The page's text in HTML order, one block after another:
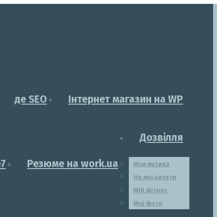
де SEO Інтернет магазин на WP
Резюме на work.ua
Дозвілля
Моя музика
Не мої цитати
Мій фітнес
Мої фото